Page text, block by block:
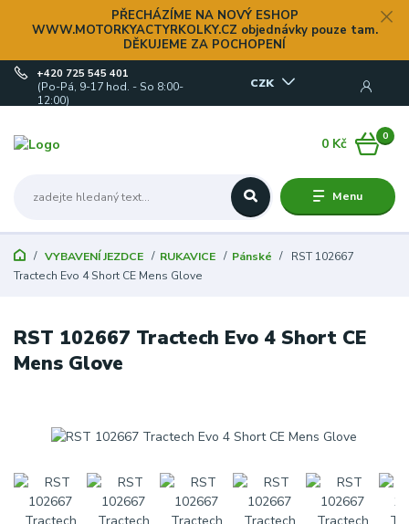
PŘECHÁZÍME NA NOVÝ ESHOP
WWW.MOTORKYACTYRKOLKY.CZ objednávky pouze tam.
DĚKUJEME ZA POCHOPENÍ
Menu
CZK
+420 725 545 401
(Po-Pá, 9-17 hod. - So 8:00-
12:00)
0
0 Kč
VYBAVENÍ JEZDCE RUKAVICE Pánské
RST 102667
Tractech Evo 4 Short CE Mens Glove
RST 102667 Tractech Evo 4 Short CE
Mens Glove